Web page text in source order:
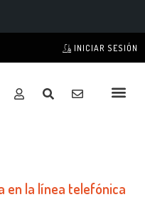
INICIAR SESIÓN
en la línea telefónica